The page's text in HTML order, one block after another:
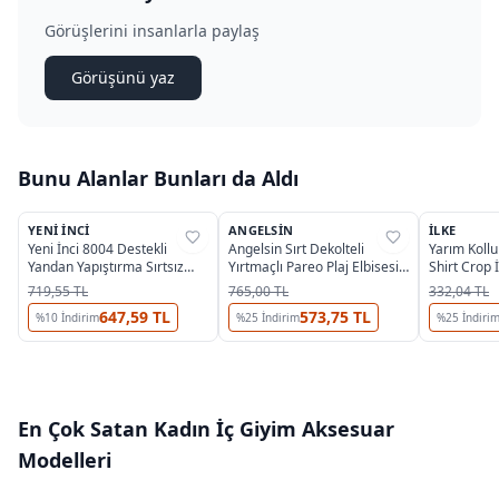
Görüşlerini insanlarla paylaş
Görüşünü yaz
Bunu Alanlar Bunları da Aldı
%12
YENI İNCI
Yeni İnci 8004 Destekli
Yandan Yapıştırma Sırtsız
Sütyen
719,55 TL
%10 İndirim647,59 TL
%35
ANGELSIN
Angelsin Sırt Dekolteli
Yırtmaçlı Pareo Plaj Elbisesi
MS 4381 - Beyaz
765,00 TL
%25 İndirim573,75 TL
%38
İLKE
Yarım
Shirt Crop
332,04 TL
%25 İndirim
En Çok Satan Kadın İç Giyim Aksesuar
Modelleri